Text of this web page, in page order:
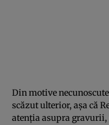
Din motive
scăzut ulterior, așa că
atenția asupra gravurii,